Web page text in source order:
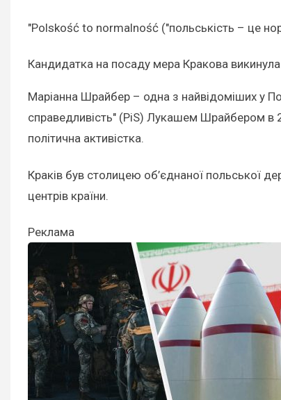
"Polskość to normalność ("польськість – це
Кандидатка на посаду мера Кракова викинула
Маріанна Шрайбер – одна з найвідоміших у
справедливість" (PiS) Лукашем Шрайбером в
політична активістка.
Краків був столицею об’єднаної польської
центрів країни.
Реклама